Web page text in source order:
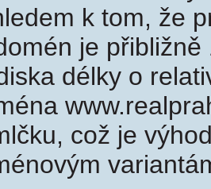
k tom, že
je
délky o
což je